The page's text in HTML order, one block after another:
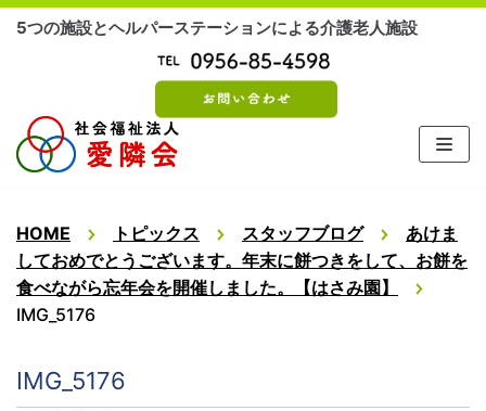
コ
ツ
に
ス
ッ
プ
5つの施設とヘルパーステーションによる介護老人施設
HOME トピックス スタッフブログ
あけま
しておめでとうございます。年末に餅つきをして、お餅を
食べながら忘年会を開催しました。【はさみ園】
IMG_5176
IMG_5176